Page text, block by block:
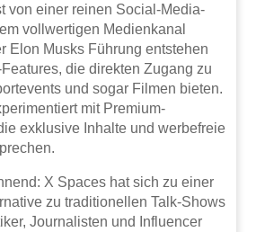
von einer reinen Social-Media-
vollwertigen Medienkanal
Elon Musks Führung entstehen
die direkten Zugang zu
und sogar Filmen bieten.
mit Premium-
exklusive Inhalte und werbefreie
X Spaces hat sich zu einer
zu traditionellen Talk-Shows
Journalisten und Influencer